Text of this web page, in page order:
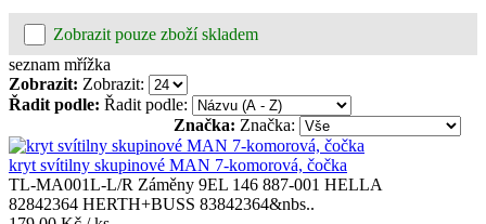
Zobrazit pouze zboží skladem
seznam mřížka
Zobrazit: Zobrazit:
Řadit podle: Řadit podle:
Značka: Značka:
kryt svítilny skupinové MAN 7-komorová, čočka
TL-MA001L-L/R Záměny 9EL 146 887-001 HELLA
82842364 HERTH+BUSS 83842364&nbs..